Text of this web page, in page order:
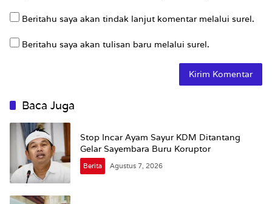
Beritahu saya akan tindak lanjut komentar melalui surel.
Beritahu saya akan tulisan baru melalui surel.
Baca Juga
Stop Incar Ayam Sayur KDM Ditantang
Gelar Sayembara Buru Koruptor
Berita Agustus 7, 2026